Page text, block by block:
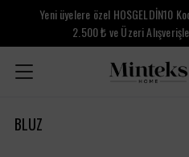
Yeni üyelere özel HOSGELDİN10
2.500 ₺ ve Üzeri
BLUZ